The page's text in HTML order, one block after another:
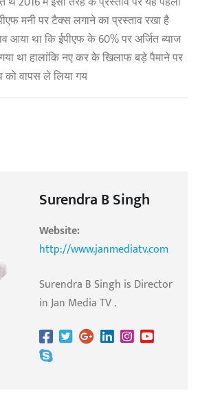
मनी पर टैक्स लगाने का प्रस्ताव रखा है
आया था कि ईपीएफ के 60% पर अर्जित ब्याज
था हालांकि नए कर के खिलाफ बड़े पैमाने पर
को वापस ले लिया गय
Surendra B Singh
Website:
http://www.janmediatv.com
Surendra B Singh is Director
in Jan Media TV .